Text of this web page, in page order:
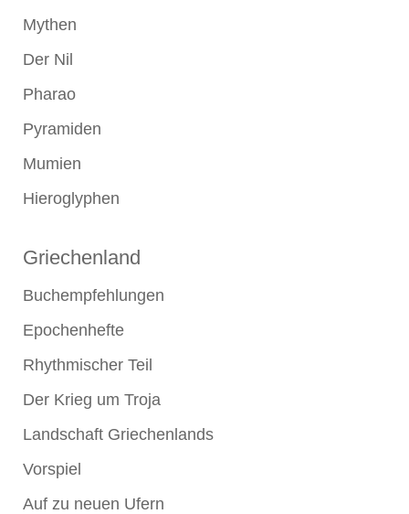
Mythen
Der Nil
Pharao
Pyramiden
Mumien
Hieroglyphen
Griechenland
Buchempfehlungen
Epochenhefte
Rhythmischer Teil
Der Krieg um Troja
Landschaft Griechenlands
Vorspiel
Auf zu neuen Ufern